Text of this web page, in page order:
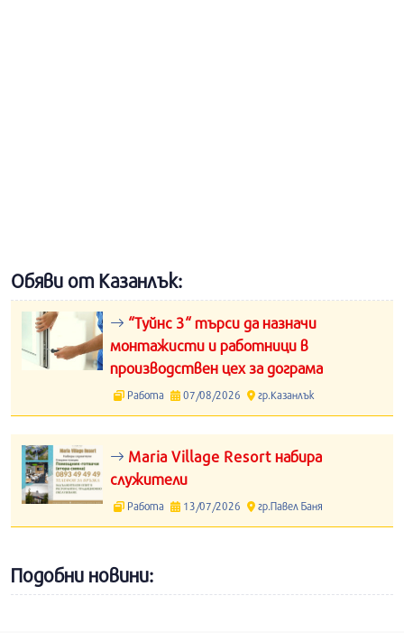
Обяви от Казанлък:
“Туйнс 3“ търси да назначи
монтажисти и работници в
производствен цех за дограма
Работа 07/08/2026 гр.Казанлък
Maria Village Resort набира
служители
Работа 13/07/2026 гр.Павел Баня
Подобни новини: